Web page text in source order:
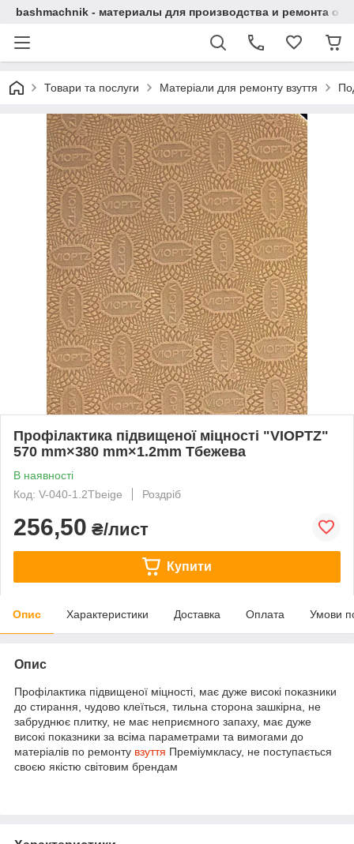
bashmachnik - материалы для производства и ремонта
Товари та послуги Матеріали для ремонту взуття
Профілактика підвищеної міцності "VIOPTZ"
570 mm×380 mm×1.2mm Tбежева
В наявності
Код: V-040-1.2Tbeige
Роздріб
256,50 ₴/лист
Купити
Опис Характеристики Доставка Оплата Умови
Опис
Профілактика підвищеної міцності, має дуже високі показники
до стирання, чудово клеїться, тильна сторона зашкірна, не
забруднює плитку, не має неприємного запаху, має дуже
високі показники за всіма параметрами та вимогами до
матеріалів по ремонту взуття Преміумкласу, не поступається
своєю якістю світовим брендам